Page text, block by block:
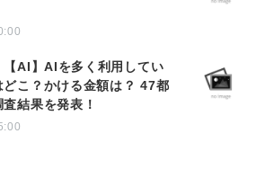
【AI】AIを多く利用してい
どこ？かける金額は？ 47都
結果を発表！